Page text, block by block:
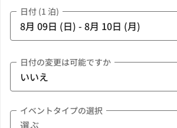
日付 (1 泊)
日付の変更は可能ですか
イベントタイプの選択